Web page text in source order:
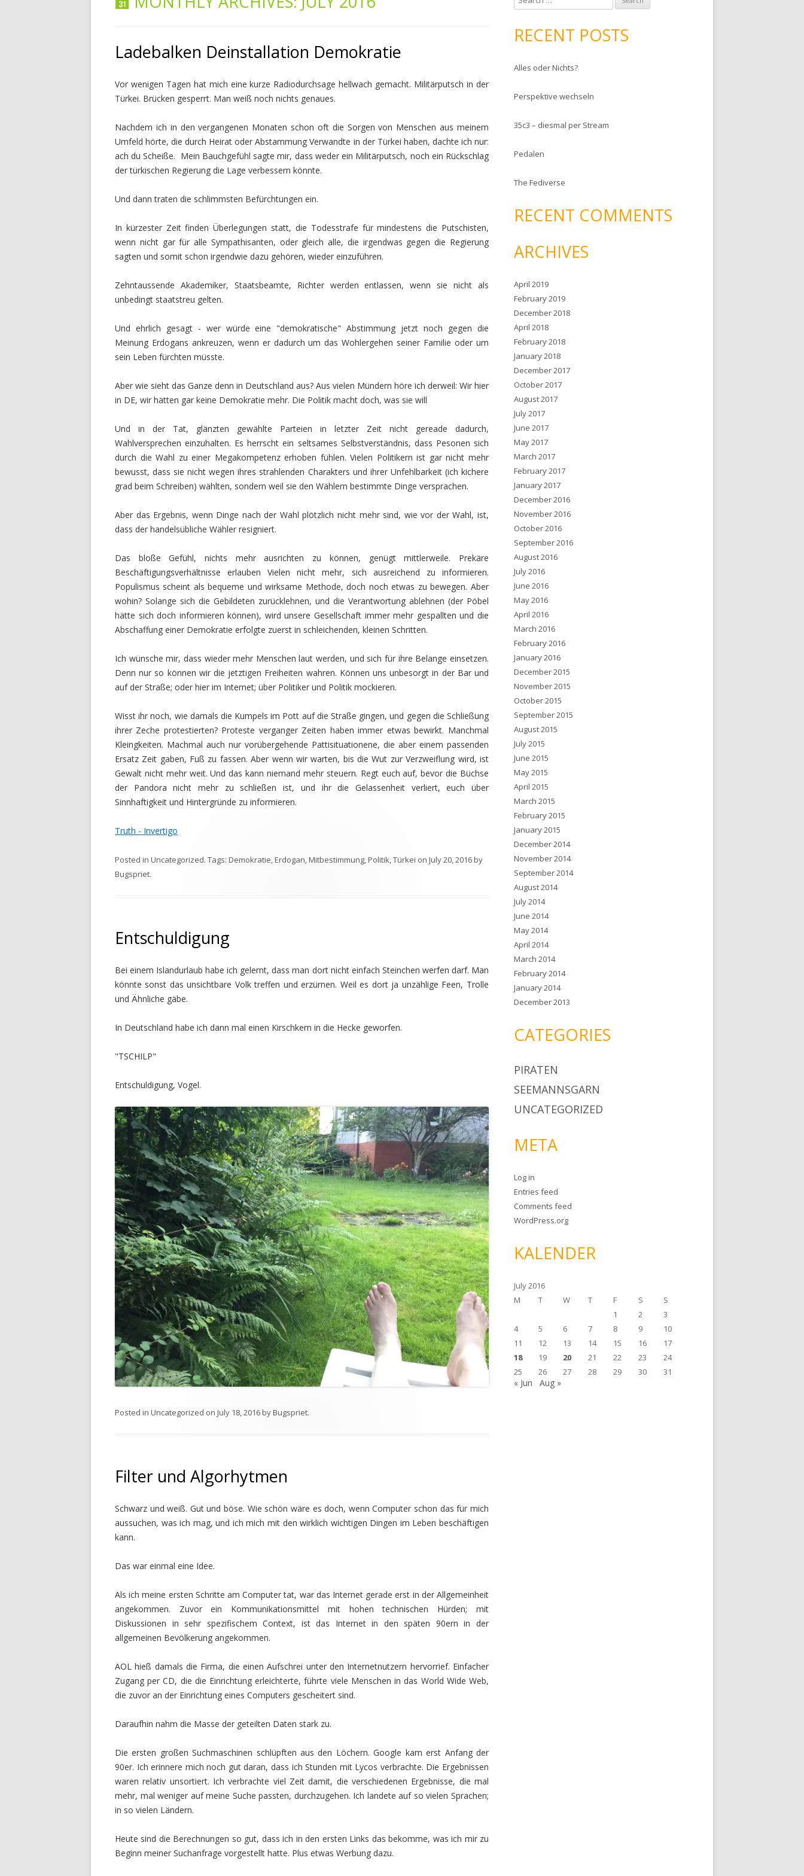
Ladebalken Deinstallation Demokratie
Vor wenigen Tagen hat mich eine kurze Radiodurchsage hellwach gemacht. Militärputsch in der
Türkei. Brücken gesperrt. Man weiß noch nichts genaues.
Nachdem ich in den vergangenen Monaten schon oft die Sorgen von Menschen aus meinem
Umfeld hörte, die durch Heirat oder Abstammung Verwandte in der Türkei haben, dachte ich nur:
ach du Scheiße. Mein Bauchgefühl sagte mir, dass weder ein Militärputsch, noch ein Rückschlag
der türkischen Regierung die Lage verbessern könnte.
Und dann traten die schlimmsten Befürchtungen ein.
In kürzester Zeit finden Überlegungen statt, die Todesstrafe für mindestens die Putschisten,
wenn nicht gar für alle Sympathisanten, oder gleich alle, die irgendwas gegen die Regierung
sagten und somit schon irgendwie dazu gehören, wieder einzuführen.
Zehntaussende Akademiker, Staatsbeamte, Richter werden entlassen, wenn sie nicht als
unbedingt staatstreu gelten.
Und ehrlich gesagt - wer würde eine "demokratische" Abstimmung jetzt noch gegen die
Meinung Erdogans ankreuzen, wenn er dadurch um das Wohlergehen seiner Familie oder um
sein Leben fürchten müsste.
Aber wie sieht das Ganze denn in Deutschland aus? Aus vielen Mündern höre ich derweil: Wir hier
in DE, wir hätten gar keine Demokratie mehr. Die Politik macht doch, was sie will
Und in der Tat, glänzten gewählte Parteien in letzter Zeit nicht gereade dadurch,
Wahlversprechen einzuhalten. Es herrscht ein seltsames Selbstverständnis, dass Pesonen sich
durch die Wahl zu einer Megakompetenz erhoben fühlen. Vielen Politikern ist gar nicht mehr
bewusst, dass sie nicht wegen ihres strahlenden Charakters und ihrer Unfehlbarkeit (ich kichere
grad beim Schreiben) wählten, sondern weil sie den Wählern bestimmte Dinge versprachen.
Aber das Ergebnis, wenn Dinge nach der Wahl plötzlich nicht mehr sind, wie vor der Wahl, ist,
dass der handelsübliche Wähler resigniert.
Das bloße Gefühl, nichts mehr ausrichten zu können, genügt mittlerweile. Prekäre
Beschäftigungsverhältnisse erlauben Vielen nicht mehr, sich ausreichend zu informieren.
Populismus scheint als bequeme und wirksame Methode, doch noch etwas zu bewegen. Aber
wohin? Solange sich die Gebildeten zurücklehnen, und die Verantwortung ablehnen (der Pöbel
hätte sich doch informieren können), wird unsere Gesellschaft immer mehr gespallten und die
Abschaffung einer Demokratie erfolgte zuerst in schleichenden, kleinen Schritten.
Ich wünsche mir, dass wieder mehr Menschen laut werden, und sich für ihre Belange einsetzen.
Denn nur so können wir die jetztigen Freiheiten wahren. Können uns unbesorgt in der Bar und
auf der Straße; oder hier im Internet; über Politiker und Politik mockieren.
Wisst ihr noch, wie damals die Kumpels im Pott auf die Straße gingen, und gegen die Schließung
ihrer Zeche protestierten? Proteste verganger Zeiten haben immer etwas bewirkt. Manchmal
Kleingkeiten. Machmal auch nur vorübergehende Pattisituationene, die aber einem passenden
Ersatz Zeit gaben, Fuß zu fassen. Aber wenn wir warten, bis die Wut zur Verzweiflung wird, ist
Gewalt nicht mehr weit. Und das kann niemand mehr steuern. Regt euch auf, bevor die Büchse
der Pandora nicht mehr zu schließen ist, und ihr die Gelassenheit verliert, euch über
Sinnhaftigkeit und Hintergründe zu informieren.
Truth - Invertigo
Posted in Uncategorized. Tags: Demokratie,Erdogan,Mitbestimmung,Politik,Türkei on July 20, 2016by
Bugspriet.
Entschuldigung
Bei einem Islandurlaub habe ich gelernt, dass man dort nicht einfach Steinchen werfen darf. Man
könnte sonst das unsichtbare Volk treffen und erzürnen. Weil es dort ja unzählige Feen, Trolle
und Ähnliche gäbe.
In Deutschland habe ich dann mal einen Kirschkern in die Hecke geworfen.
"TSCHILP"
Entschuldigung, Vogel.
Posted in Uncategorized on July 18, 2016byBugspriet.
Filter und Algorhytmen
Schwarz und weiß. Gut und böse. Wie schön wäre es doch, wenn Computer schon das für mich
aussuchen, was ich mag, und ich mich mit den wirklich wichtigen Dingen im Leben beschäftigen
kann.
Das war einmal eine Idee.
Als ich meine ersten Schritte am Computer tat, war das Internet gerade erst in der Allgemeinheit
angekommen. Zuvor ein Kommunikationsmittel mit hohen technischen Hürden; mit
Diskussionen in sehr spezifischem Context, ist das Internet in den späten 90ern in der
allgemeinen Bevölkerung angekommen.
AOL hieß damals die Firma, die einen Aufschrei unter den Internetnutzern hervorrief. Einfacher
Zugang per CD, die die Einrichtung erleichterte, führte viele Menschen in das World Wide Web,
die zuvor an der Einrichtung eines Computers gescheitert sind.
Daraufhin nahm die Masse der geteilten Daten stark zu.
Die ersten großen Suchmaschinen schlüpften aus den Löchern. Google kam erst Anfang der
90er. Ich erinnere mich noch gut daran, dass ich Stunden mit Lycos verbrachte. Die Ergebnissen
waren relativ unsortiert. Ich verbrachte viel Zeit damit, die verschiedenen Ergebnisse, die mal
mehr, mal weniger auf meine Suche passten, durchzugehen. Ich landete auf so vielen Sprachen;
in so vielen Ländern.
Heute sind die Berechnungen so gut, dass ich in den ersten Links das bekomme, was ich mir zu
Beginn meiner Suchanfrage vorgestellt hatte. Plus etwas Werbung dazu.
e
r
h
o
:
RECENT POSTS
Alles oder Nichts?
Perspektive wechseln
35c3 – diesmal per Stream
Pedalen
The Fediverse
RECENT COMMENTS
ARCHIVES
April 2019
February 2019
December 2018
April 2018
February 2018
January 2018
December 2017
October 2017
August 2017
July 2017
June 2017
May 2017
March 2017
February 2017
January 2017
December 2016
November 2016
October 2016
September 2016
August 2016
July 2016
June 2016
May 2016
April 2016
March 2016
February 2016
January 2016
December 2015
November 2015
October 2015
September 2015
August 2015
July 2015
June 2015
May 2015
April 2015
March 2015
February 2015
January 2015
December 2014
November 2014
September 2014
August 2014
July 2014
June 2014
May 2014
April 2014
March 2014
February 2014
January 2014
December 2013
CATEGORIES
PIRATEN
SEEMANNSGARN
UNCATEGORIZED
META
Log in
Entries feed
Comments feed
WordPress.org
KALENDER
July 2016
M
T W T F S
S
1
2
3
4
5 6 7 8 9
10
11
12 13 14 15 16
17
18
19 20 21 22 23
24
25
26 27 28 29 30 31
« Jun Aug »